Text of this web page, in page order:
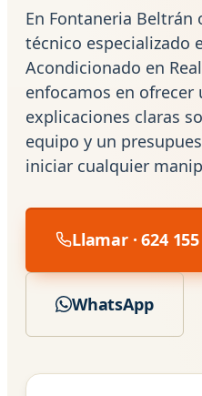
En Fontaneria Beltrán
técnico especializado
Acondicionado en
enfocamos en
explicaciones claras
equipo y un
iniciar cualquier
Llamar · 624
WhatsApp